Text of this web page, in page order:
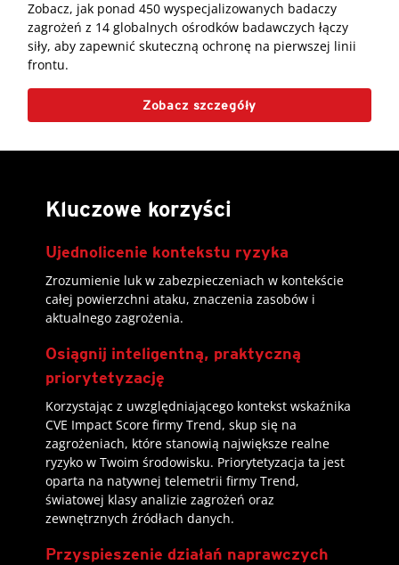
Zobacz, jak ponad 450 wyspecjalizowanych badaczy
zagrożeń z 14 globalnych ośrodków badawczych łączy
siły, aby zapewnić skuteczną ochronę na pierwszej linii
frontu.
Zobacz szczegóły
Kluczowe korzyści
Ujednolicenie kontekstu ryzyka
Zrozumienie luk w zabezpieczeniach w kontekście
całej powierzchni ataku, znaczenia zasobów i
aktualnego zagrożenia.
Osiągnij inteligentną, praktyczną
priorytetyzację
Korzystając z uwzględniającego kontekst wskaźnika
CVE Impact Score firmy Trend, skup się na
zagrożeniach, które stanowią największe realne
ryzyko w Twoim środowisku. Priorytetyzacja ta jest
oparta na natywnej telemetrii firmy Trend,
światowej klasy analizie zagrożeń oraz
zewnętrznych źródłach danych.
Przyspieszenie działań naprawczych